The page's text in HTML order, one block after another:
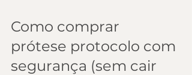
Como comprar
prótese protocolo com
segurança (sem cair